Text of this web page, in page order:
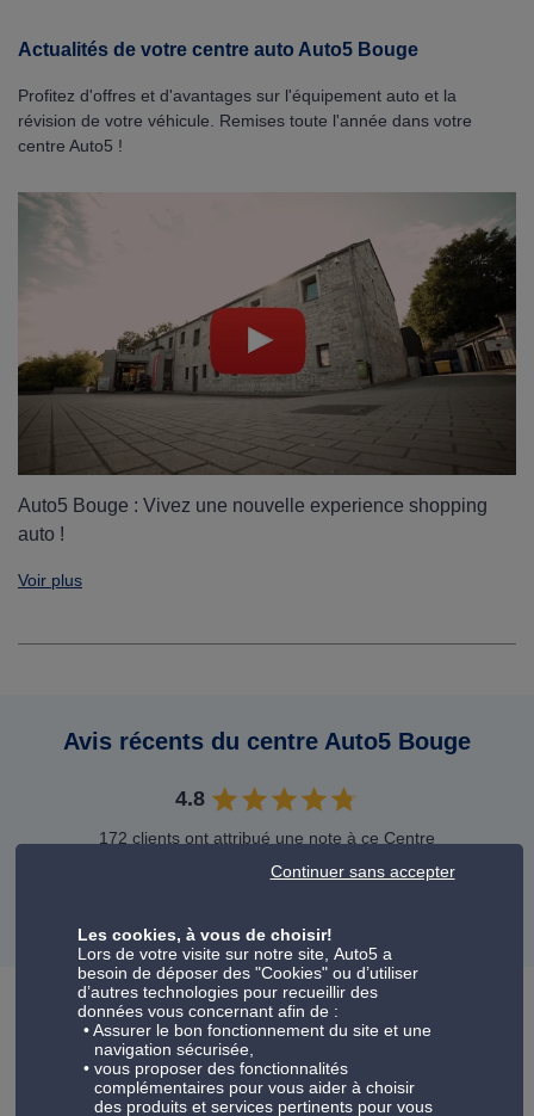
Actualités de votre centre auto Auto5 Bouge
Profitez d'offres et d'avantages sur l'équipement auto et la
révision de votre véhicule. Remises toute l'année dans votre
centre Auto5 !
Auto5 Bouge : Vivez une nouvelle experience shopping
auto !
Voir plus
Avis récents du centre Auto5 Bouge
4.8
172 clients ont attribué une note à ce Centre
Auto5
VOIR TOUS LES AVIS
Votre centre auto Auto5 Bouge
Toute l'équipe vous accueille dans votre garage Auto5 pour
Les cookies, à vous de choisir!
Lors de votre visite sur notre site, Auto5 a
besoin de déposer des "Cookies" ou d’utiliser
d’autres technologies pour recueillir des
données vous concernant afin de :
Assurer le bon fonctionnement du site et une
navigation sécurisée,
vous proposer des fonctionnalités
complémentaires pour vous aider à choisir
des produits et services pertinents pour vous
Continuer sans accepter